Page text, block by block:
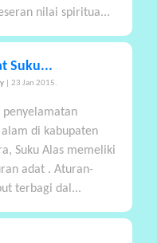
nilai spiritua...
Suku...
| 23 Jan 2015.
penyelamatan
di kabupaten
Suku Alas memeliki
adat . Aturan-
terbagi dal...